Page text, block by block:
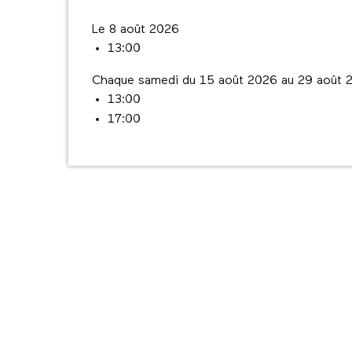
Le 8 août 2026
13:00
Chaque samedi du 15 août 2026 au 29 août
13:00
17:00